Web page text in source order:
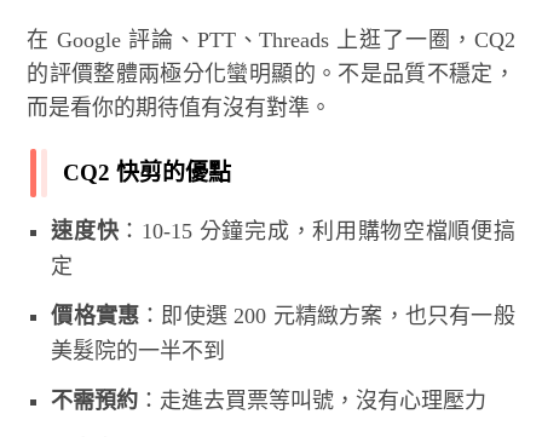
在 Google 評論、PTT、Threads 上逛了一圈，CQ2
的評價整體兩極分化蠻明顯的。不是品質不穩定，
而是看你的期待值有沒有對準。
CQ2 快剪的優點
速度快 ：10-15 分鐘完成，利用購物空檔順便搞
定
價格實惠 ：即使選 200 元精緻方案，也只有一般
美髮院的一半不到
不需預約 ：走進去買票等叫號，沒有心理壓力